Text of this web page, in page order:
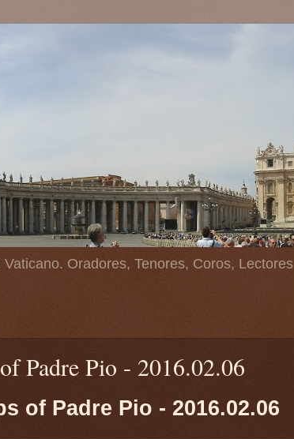
Oradores, Tenores, Coros, Lectores
Padre Pio - 2016.02.06
of Padre Pio - 2016.02.06